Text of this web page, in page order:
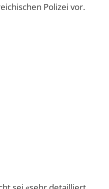
Polizei vor.